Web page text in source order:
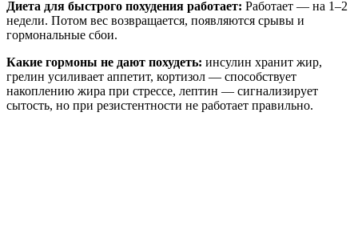
Диета для быстрого похудения работает: Работает — на 1–2
недели. Потом вес возвращается, появляются срывы и
гормональные сбои.
Какие гормоны не дают похудеть: инсулин хранит жир,
грелин усиливает аппетит, кортизол — способствует
накоплению жира при стрессе, лептин — сигнализирует
сытость, но при резистентности не работает правильно.